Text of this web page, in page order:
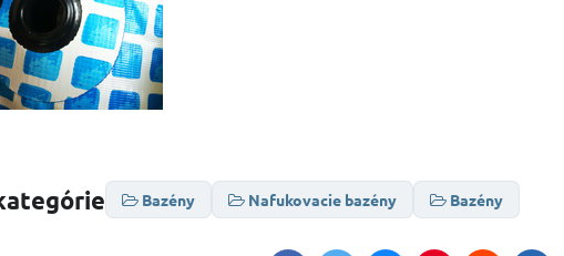
Bazény Nafukovacie bazény Bazény